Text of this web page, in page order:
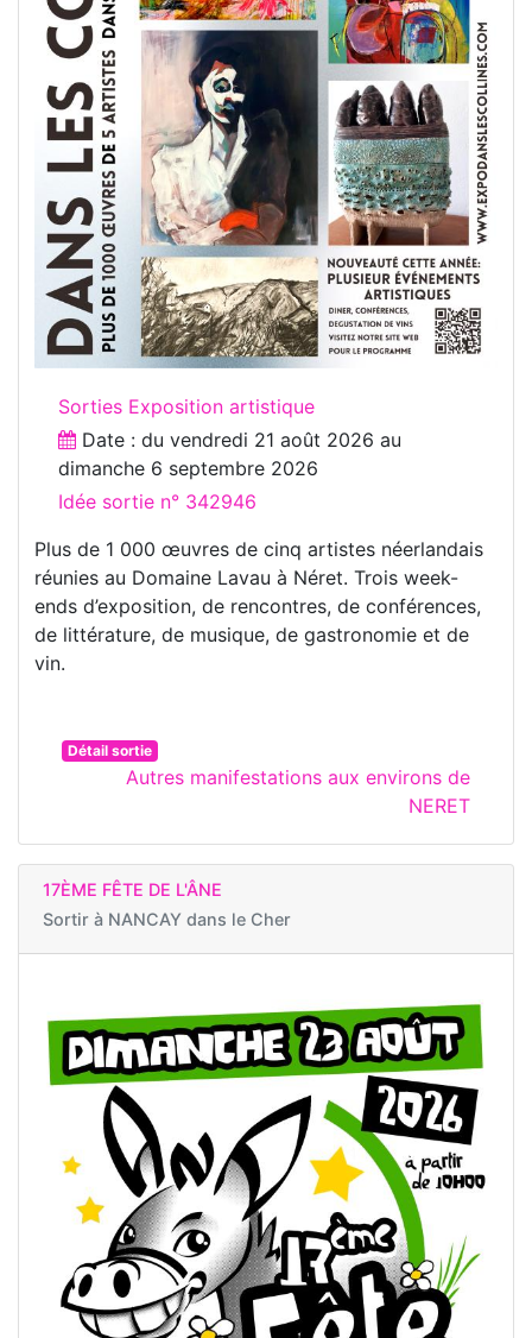
Sorties Exposition artistique
Date : du vendredi 21 août 2026 au
dimanche 6 septembre 2026
Idée sortie n° 342946
Plus de 1 000 œuvres de cinq artistes néerlandais
réunies au Domaine Lavau à Néret. Trois week-
ends d’exposition, de rencontres, de conférences,
de littérature, de musique, de gastronomie et de
vin.
Détail sortie
Autres manifestations aux environs de
NERET
17ÈME FÊTE DE L'ÂNE
Sortir à NANCAY dans le Cher